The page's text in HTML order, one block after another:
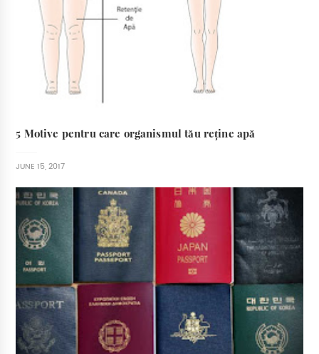
5 Motive pentru care organismul tău reține apă
JUNE 15, 2017